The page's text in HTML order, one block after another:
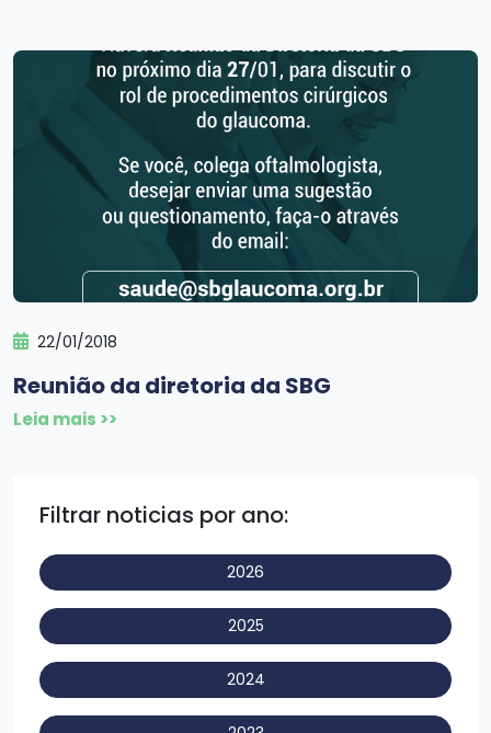
22/01/2018
Reunião da diretoria da SBG
Leia mais >>
Filtrar noticias por ano:
2026
2025
2024